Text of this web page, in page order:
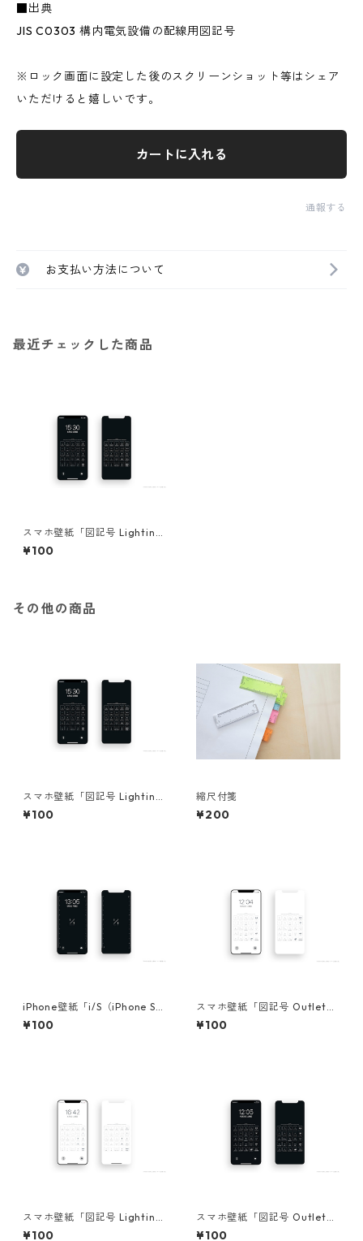
■出典
JIS C0303 構内電気設備の配線用図記号
※ロック画面に設定した後のスクリーンショット等はシェア
いただけると嬉しいです。
カートに入れる
通報する
お支払い方法について
最近チェックした商品
スマホ壁紙「図記号 Lighting
equipment ver.Black」
¥100
その他の商品
スマホ壁紙「図記号 Lighting
equipment ver.Black」
¥100
縮尺付箋
¥200
iPhone壁紙「i/S（iPhone Sc
ale）ver.Black」
¥100
スマホ壁紙「図記号 Outlet・
Board ver.White」
¥100
スマホ壁紙「図記号 Lighting
equipment ver.White」
¥100
スマホ壁紙「図記号 Outlet・
Board ver.Black」
¥100